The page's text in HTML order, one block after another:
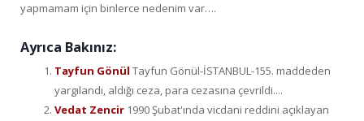
yapmamam için binlerce nedenim var….
Ayrıca Bakınız:
Tayfun Gönül Tayfun Gönül-İSTANBUL-155. maddeden
yargılandı, aldığı ceza, para cezasına çevrildi....
Vedat Zencir 1990 Şubat'ında vicdani reddini açıklayan